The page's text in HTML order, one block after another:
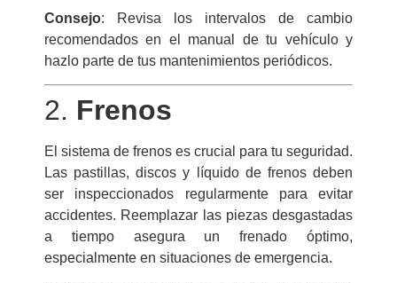
Consejo: Revisa los intervalos de cambio
recomendados en el manual de tu vehículo y
hazlo parte de tus mantenimientos periódicos.
2. Frenos
El sistema de frenos es crucial para tu seguridad.
Las pastillas, discos y líquido de frenos deben
ser inspeccionados regularmente para evitar
accidentes. Reemplazar las piezas desgastadas
a tiempo asegura un frenado óptimo,
especialmente en situaciones de emergencia.